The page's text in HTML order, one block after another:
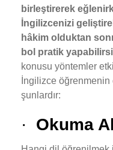
birleştirerek
İngilizcenizi
hâkim olduktan
bol pratik
konusu yöntemler
İngilizce öğrenmenin
şunlardır:
· Okuma